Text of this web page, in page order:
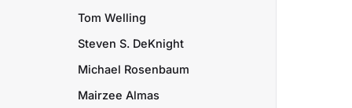
Tom Welling
Steven S. DeKnight
Michael Rosenbaum
Mairzee Almas